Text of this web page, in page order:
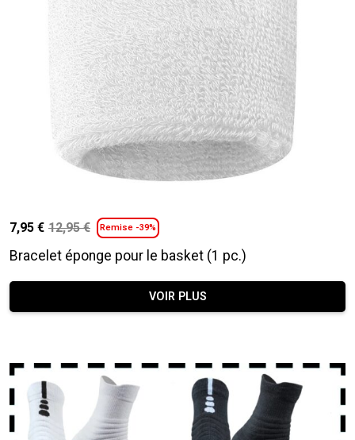
12,95€
Le
prix
12,95 €.
7,95 €
Le
prix
7,95 €.
Remise -39%
Bracelet éponge pour le basket (1 pc.)
VOIR PLUS